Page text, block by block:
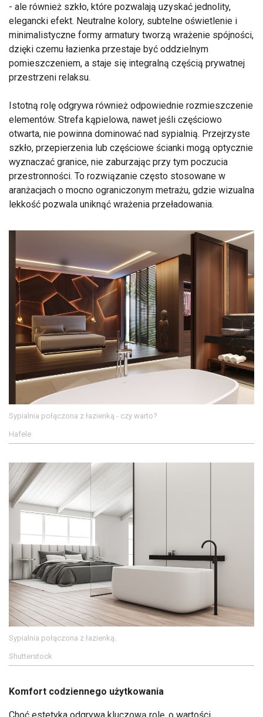
- ale również szkło, które pozwalają uzyskać jednolity,
elegancki efekt. Neutralne kolory, subtelne oświetlenie i
minimalistyczne formy armatury tworzą wrażenie spójności,
dzięki czemu łazienka przestaje być oddzielnym
pomieszczeniem, a staje się integralną częścią prywatnej
przestrzeni relaksu.
Istotną rolę odgrywa również odpowiednie rozmieszczenie
elementów. Strefa kąpielowa, nawet jeśli częściowo
otwarta, nie powinna dominować nad sypialnią. Przejrzyste
szkło, przepierzenia lub częściowe ścianki mogą optycznie
wyznaczać granice, nie zaburzając przy tym poczucia
przestronności. To rozwiązanie często stosowane w
aranżacjach o mocno ograniczonym metrażu, gdzie wizualna
lekkość pozwala uniknąć wrażenia przeładowania.
Sypialnia połączona z łazienką - czy warto?
Hafele
Sypialnia połączona z łazienką.
Shutterstock
Komfort codziennego użytkowania